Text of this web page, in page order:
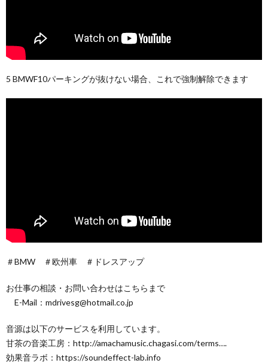
5 BMWF10パーキングが抜けない場合、これで強制解除できます
＃BMW ＃欧州車 ＃ドレスアップ
お仕事の相談・お問い合わせはこちらまで
E-Mail：mdrivesg@hotmail.co.jp
音源は以下のサービスを利用しています。
甘茶の音楽工房：http://amachamusic.chagasi.com/terms….
効果音ラボ：https://soundeffect-lab.info